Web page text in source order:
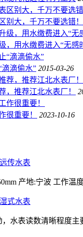
别大，千万不要选错！
，用水缴费进入“无感
滴偷水” 2015-03-26
，推荐江北水表厂！
很重要！ 2023-10-16
传水表
产地:宁波 工作
式水表
水表读数清晰程度